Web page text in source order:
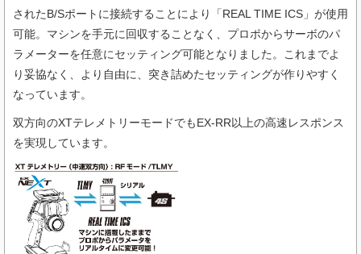
されたB/Sポートに接続することにより「REAL TIME ICS」が使用
可能。マシンを手元に回収することなく、プロポからサーボのパ
ラメーターを任意にセッティング可能となりました。これまでよ
り妥協なく、より自由に、突き詰めたセッティングが作りやすく
なっています。
双方向のXTテレメトリーモードでもEX-RR以上の高速レスポンス
を実現しています。